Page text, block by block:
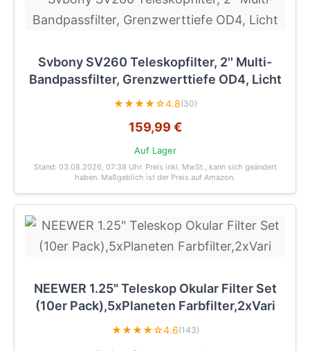
Svbony SV260 Teleskopfilter, 2'' Multi-
Bandpassfilter, Grenzwerttiefe OD4, Licht
★★★★☆4.8(30)
159,99 €
Auf Lager
Stand: 03.08.2026, 07:38 Uhr. Preis inkl. MwSt., kann sich geändert
haben. Maßgeblich ist der Preis auf Amazon.
NEEWER 1.25" Teleskop Okular Filter Set
(10er Pack),5xPlaneten Farbfilter,2xVari
★★★★☆4.6(143)